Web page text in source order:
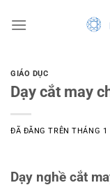
đến
GIÁO DỤC
Dạy cắt may
ĐÃ ĐĂNG TRÊNTHÁNG 1
Dạy nghề cắt